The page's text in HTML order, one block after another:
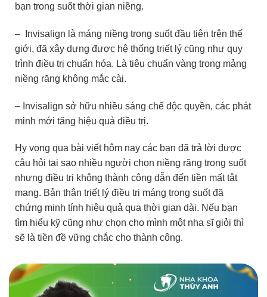
bạn trong suốt thời gian niềng.
– Invisalign là máng niềng trong suốt đầu tiên trên thế
giới, đã xây dựng được hệ thống triết lý cũng như quy
trình điều trị chuẩn hóa. Là tiêu chuẩn vàng trong mảng
niềng răng không mắc cài.
– Invisalign sở hữu nhiều sáng chế độc quyền, các phát
minh mới tăng hiệu quả điều trị.
Hy vọng qua bài viết hôm nay các bạn đã trả lời được
câu hỏi tại sao nhiều người chọn niềng răng trong suốt
nhưng điều trị không thành công dẫn đến tiền mất tật
mang. Bản thân triết lý điều trị máng trong suốt đã
chứng minh tính hiệu quả qua thời gian dài. Nếu bạn
tìm hiểu kỹ cũng như chọn cho mình một nha sĩ giỏi thì
sẽ là tiền đề vững chắc cho thành công.